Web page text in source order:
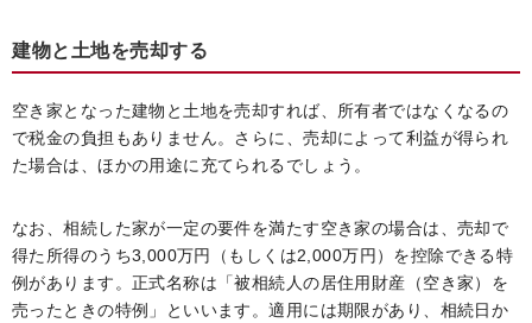
建物と土地を売却する
空き家となった建物と土地を売却すれば、所有者ではなくなるの
で税金の負担もありません。さらに、売却によって利益が得られ
た場合は、ほかの用途に充てられるでしょう。
なお、相続した家が一定の要件を満たす空き家の場合は、売却で
得た所得のうち3,000万円（もしくは2,000万円）を控除できる特
例があります。正式名称は「被相続人の居住用財産（空き家）を
売ったときの特例」といいます。適用には期限があり、相続日か